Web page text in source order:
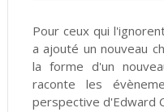
Pour ceux qui
a ajouté un nouveau
la forme d'un
raconte les
perspective d'Edward